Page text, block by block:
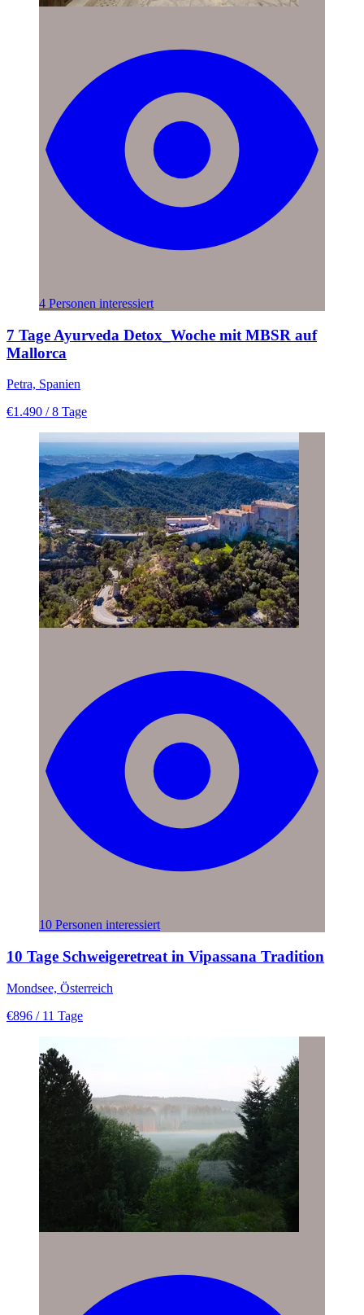
4 Personen interessiert
7 Tage Ayurveda Detox_Woche mit MBSR auf
Mallorca
Petra, Spanien
€1.490 / 8 Tage
10 Personen interessiert
10 Tage Schweigeretreat in Vipassana Tradition
Mondsee, Österreich
€896 / 11 Tage